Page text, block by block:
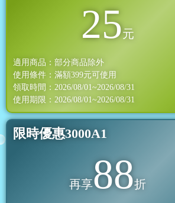
25元
適用商品：部分商品除外
使用條件：滿額399元可使用
領取時間：2026/08/01~2026/08/31
使用期限：2026/08/01~2026/08/31
限時優惠3000A1
再享88折